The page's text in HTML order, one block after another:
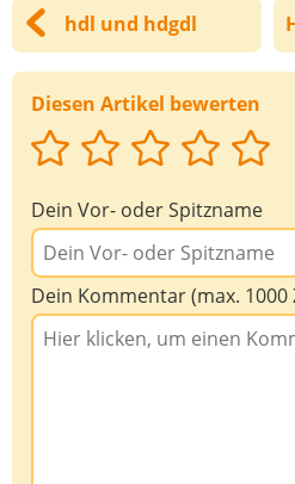
hdl und hdgdl
Diesen Artikel bewerten
Dein Vor- oder Spitzname
Dein Kommentar (max. 1000